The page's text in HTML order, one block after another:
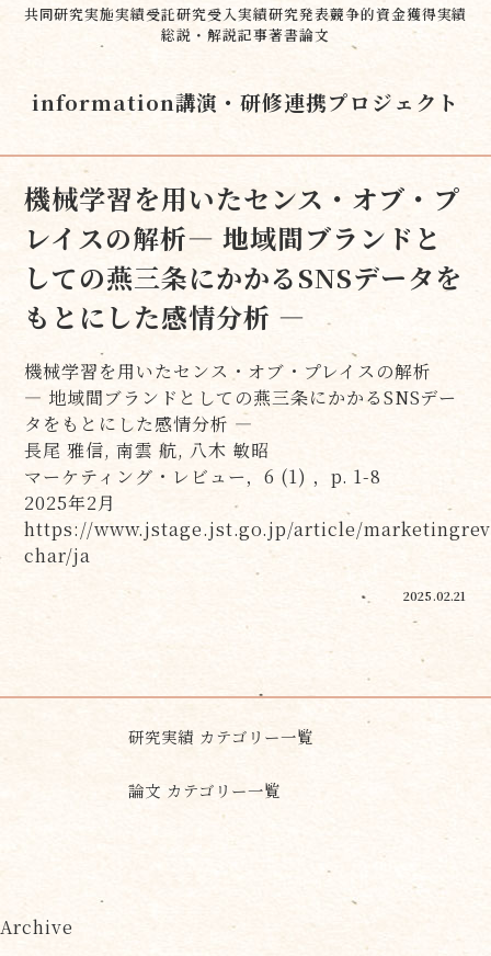
共同研究実施実績受託研究受入実績研究発表競争的資金獲得実績
総説・解説記事著書論文
information講演・研修連携プロジェクト
機械学習を用いたセンス・オブ・プ
レイスの解析― 地域間ブランドと
しての燕三条にかかるSNSデータを
もとにした感情分析 ―
機械学習を用いたセンス・オブ・プレイスの解析
― 地域間ブランドとしての燕三条にかかるSNSデー
タをもとにした感情分析 ―
長尾 雅信, 南雲 航, 八木 敏昭
マーケティング・レビュー，6 (1) ，p. 1-8
2025年2月
https://www.jstage.jst.go.jp/article/
char/ja
2025.02.21
研究実績 カテゴリー一覧
論文 カテゴリー一覧
Archive